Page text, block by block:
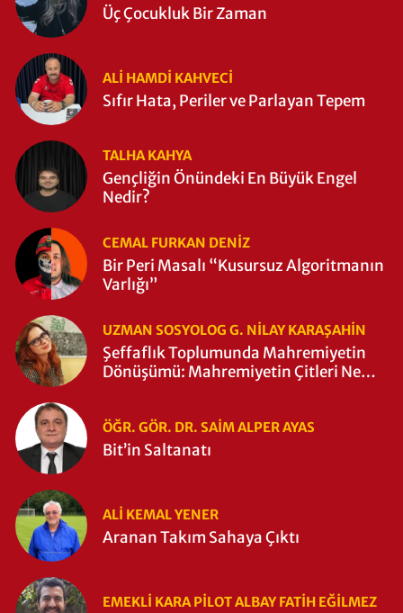
Üç Çocukluk Bir Zaman
ALI HAMDI KAHVECİ
Sıfır Hata, Periler ve Parlayan Tepem
TALHA KAHYA
Gençliğin Önündeki En Büyük Engel
Nedir?
CEMAL FURKAN DENİZ
Bir Peri Masalı “Kusursuz Algoritmanın
Varlığı”
UZMAN SOSYOLOG G. NILAY KARAŞAHİN
Şeffaflık Toplumunda Mahremiyetin
Dönüşümü: Mahremiyetin Çitleri Ne
ÖĞR. GÖR. DR. SAIM ALPER AYAS
Bit’in Saltanatı
ALI KEMAL YENER
Aranan Takım Sahaya Çıktı
EMEKLI KARA PILOT ALBAY FATIH EĞİLMEZ